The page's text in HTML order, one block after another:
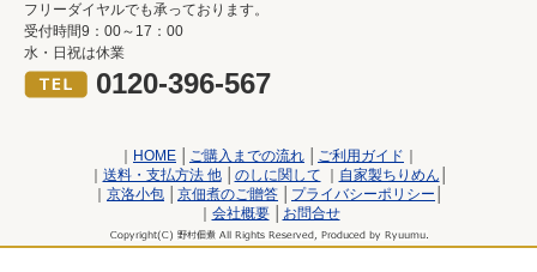
フリーダイヤルでも承っております。
受付時間9：00～17：00
水・日祝は休業
0120-396-567
HOME ご購入までの流れ ご利用ガイド
送料・支払方法 他 のしに関して 自家製ちりめん
京洛小包 京佃煮のご贈答 プライバシーポリシー
会社概要 お問合せ